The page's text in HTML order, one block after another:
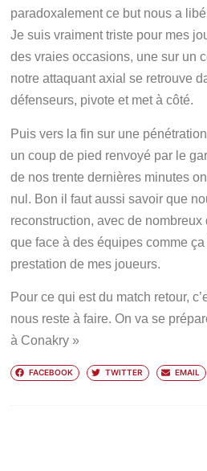
paradoxalement ce but nous a
Je suis vraiment triste pour mes
des vraies occasions, une sur un
notre attaquant axial se retrouve
défenseurs, pivote et met à côté.
Puis vers la fin sur une
un coup de pied renvoyé par le
de nos trente dernières minutes
nul. Bon il faut aussi savoir que
reconstruction, avec de nombreux
que face à des équipes comme
prestation de mes joueurs.
Pour ce qui est du match retour,
nous reste à faire. On va se
à Conakry »
FACEBOOK TWITTER EMAIL